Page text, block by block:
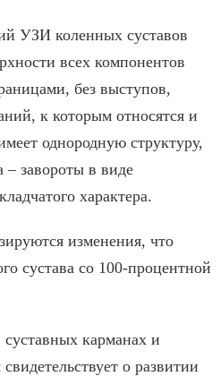
УЗИ коленных суставов
всех компонентов
без выступов,
к которым относятся и
однородную структуру,
– завороты в виде
характера.
изменения, что
сустава со 100-процентной
карманах и
о развитии